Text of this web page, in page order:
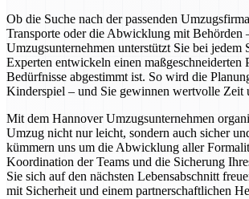
Ob die Suche nach der passenden
Transporte oder die Abwicklung mit Behörden
Umzugsunternehmen unterstützt Sie bei jedem
Experten entwickeln einen maßgeschneiderten
Bedürfnisse abgestimmt ist. So wird die
Kinderspiel – und Sie gewinnen wertvolle Zeit
Mit dem Hannover Umzugsunternehmen
Umzug nicht nur leicht, sondern auch sicher
kümmern uns um die Abwicklung aller
Koordination der Teams und die Sicherung
Sie sich auf den nächsten Lebensabschnitt
mit Sicherheit und einem partnerschaftlichen